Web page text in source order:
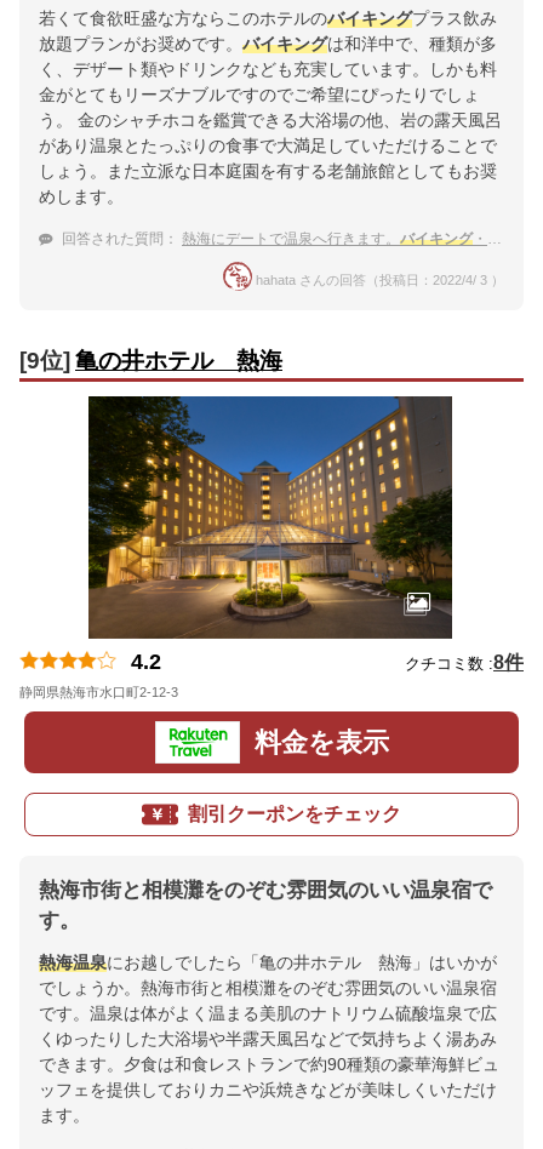
若くて食欲旺盛な方ならこのホテルのバイキングプラス飲み
放題プランがお奨めです。 バイキングは和洋中で、種類が多
く、デザート類やドリンクなども充実しています。しかも料
金がとてもリーズナブルですのでご希望にぴったりでしょ
う。 金のシャチホコを鑑賞できる大浴場の他、岩の露天風呂
があり温泉とたっぷりの食事で大満足していただけることで
しょう。また立派な日本庭園を有する老舗旅館としてもお奨
めします。
回答された質問： 熱海にデートで温泉へ行きます。 バイキング ・ビュッフェ・食べ放題等のプランがある宿を教えて！
hahata さんの回答（投稿日：2022/4/ 3 ）
[9位] 亀の井ホテル 熱海
4.2 クチコミ数 :8件
静岡県熱海市水口町2-12-3
料金を表示
割引クーポンをチェック
熱海市街と相模灘をのぞむ雰囲気のいい温泉宿で
す。
熱海温泉にお越しでしたら「亀の井ホテル 熱海」はいかが
でしょうか。熱海市街と相模灘をのぞむ雰囲気のいい温泉宿
です。温泉は体がよく温まる美肌のナトリウム硫酸塩泉で広
くゆったりした大浴場や半露天風呂などで気持ちよく湯あみ
できます。夕食は和食レストランで約90種類の豪華海鮮ビュ
ッフェを提供しておりカニや浜焼きなどが美味しくいただけ
ます。